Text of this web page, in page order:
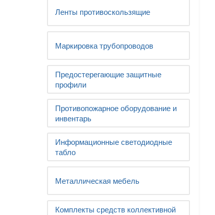
Ленты противоскользящие
Маркировка трубопроводов
Предостерегающие защитные
профили
Противопожарное оборудование и
инвентарь
Информационные светодиодные
табло
Металлическая мебель
Комплекты средств коллективной